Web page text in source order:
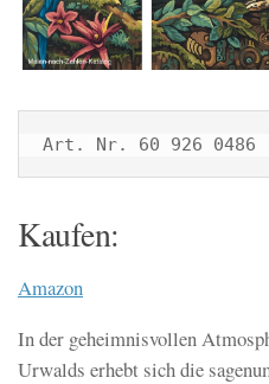
Art. Nr. 60 926 0486
Kaufen:
Amazon
In der geheimnisvollen
Urwalds erhebt sich die